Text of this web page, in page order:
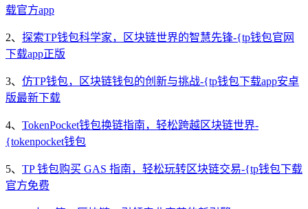
载官方app
2、 探索TP钱包科学家，区块链世界的智慧先锋-{tp钱包官网
下载app正版
3、 仿TP钱包，区块链钱包的创新与挑战-{tp钱包下载app安卓
版最新下载
4、 TokenPocket钱包换链指南，轻松跨越区块链世界-
{tokenpocket钱包
5、 TP 钱包购买 GAS 指南，轻松玩转区块链交易-{tp钱包下载
官方免费